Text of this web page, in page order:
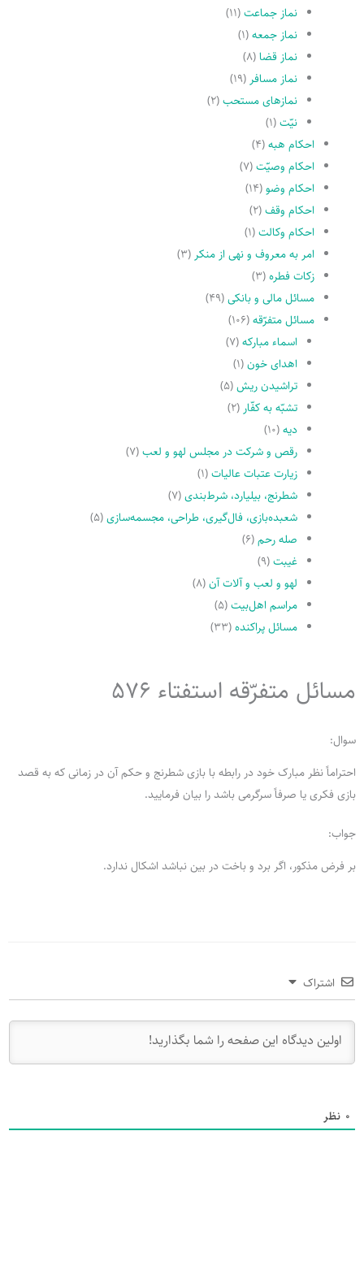
نماز جماعت(۱۱)
نماز جمعه(۱)
نماز قضا(۸)
نماز مسافر (۱۹)
نمازهاى مستحب(۲)
نیّت(۱)
احکام هبه(۴)
احکام وصیّت(۷)
احکام وضو(۱۴)
احکام وقف(۲)
احکام وکالت(۱)
امر به معروف و نهى از منکر (۳)
زکات فطره(۳)
مسائل مالی و بانکی(۴۹)
مسائل متفرّقه(۱۰۶)
اسماء مبارکه(۷)
اهدای خون(۱)
تراشیدن ریش(۵)
تشبّه به کفّار (۲)
دیه(۱۰)
رقص و شرکت در مجلس لهو و لعب(۷)
زیارت عتبات عالیات(۱)
شطرنج، بیلیارد، شرط‌بندی(۷)
شعبده‌بازی، فال‌گیری، طراحی، مجسمه‌سازی(۵)
صله رحم(۶)
غیبت(۹)
لهو و لعب و آلات آن(۸)
مراسم اهل‌بیت(۵)
مسائل پراکنده(۳۳)
مسائل متفرّقه استفتاء 576
سوال:
احتراماً نظر مبارک خود در رابطه با بازی شطرنج و حکم آن در زمانی که به قصد
بازی فکری یا صرفاً سرگرمی باشد را بیان فرمایید.
جواب:
بر فرض مذکور، اگر برد و باخت در بین نباشد اشکال ندارد.
اشتراک
0 نظر